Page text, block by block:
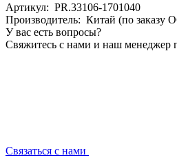
Артикул: PR.33106-1701040
Производитель: Китай (по заказу
У вас есть вопросы?
Свяжитесь с нами и наш менеджер
Связаться с нами